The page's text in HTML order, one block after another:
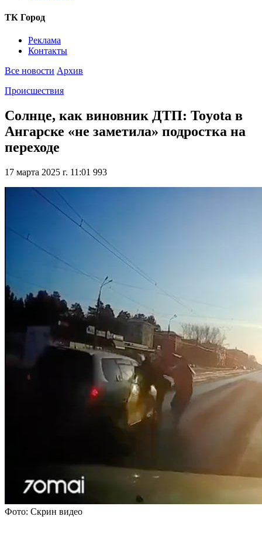
ТК Город
Реклама
Контакты
Все новости Архив
Происшествия
Солнце, как виновник ДТП: Toyota в
Ангарске «не заметила» подростка на
переходе
17 марта 2025 г. 11:01 993
Фото: Скрин видео